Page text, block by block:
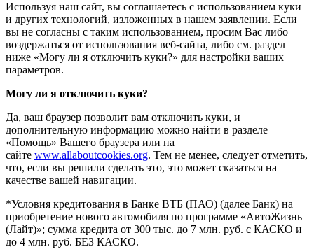
Используя наш сайт, вы соглашаетесь с использованием куки
и других технологий, изложенных в нашем заявлении. Если
вы не согласны с таким использованием, просим Вас либо
воздержаться от использования веб-сайта, либо см. раздел
ниже «Могу ли я отключить куки?» для настройки ваших
параметров.
Могу ли я отключить куки?
Да, ваш браузер позволит вам отключить куки, и
дополнительную информацию можно найти в разделе
«Помощь» Вашего браузера или на
сайте www.allaboutcookies.org. Тем не менее, следует отметить,
что, если вы решили сделать это, это может сказаться на
качестве вашей навигации.
*Условия кредитования в Банке ВТБ (ПАО) (далее Банк) на
приобретение нового автомобиля по программе «АвтоЖизнь
(Лайт)»; сумма кредита от 300 тыс. до 7 млн. руб. с КАСКО и
до 4 млн. руб. БЕЗ КАСКО.